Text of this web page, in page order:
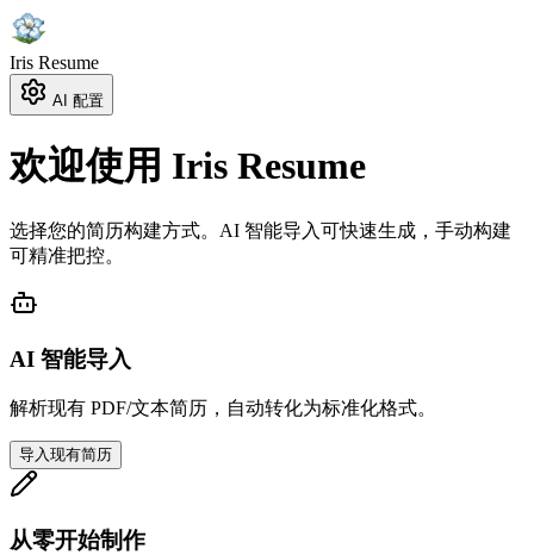
Iris Resume
AI 配置
欢迎使用 Iris Resume
选择您的简历构建方式。AI 智能导入可快速生成，手动构建
可精准把控。
AI 智能导入
解析现有 PDF/文本简历，自动转化为标准化格式。
导入现有简历
从零开始制作